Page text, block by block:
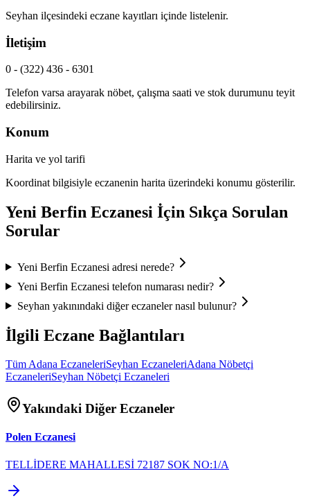
Seyhan ilçesindeki eczane kayıtları içinde listelenir.
İletişim
0 - (322) 436 - 6301
Telefon varsa arayarak nöbet, çalışma saati ve stok durumunu teyit
edebilirsiniz.
Konum
Harita ve yol tarifi
Koordinat bilgisiyle eczanenin harita üzerindeki konumu gösterilir.
Yeni Berfin Eczanesi İçin Sıkça Sorulan
Sorular
Yeni Berfin Eczanesi adresi nerede?
Yeni Berfin Eczanesi telefon numarası nedir?
Seyhan yakınındaki diğer eczaneler nasıl bulunur?
İlgili Eczane Bağlantıları
TümAdana EczaneleriSeyhan EczaneleriAdana Nöbetçi
EczaneleriSeyhan Nöbetçi Eczaneleri
Yakındaki Diğer Eczaneler
Polen Eczanesi
TELLİDERE MAHALLESİ 72187 SOK NO:1/A